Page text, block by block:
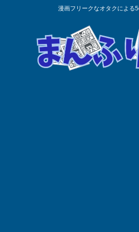
漫画フリークなオタクによる